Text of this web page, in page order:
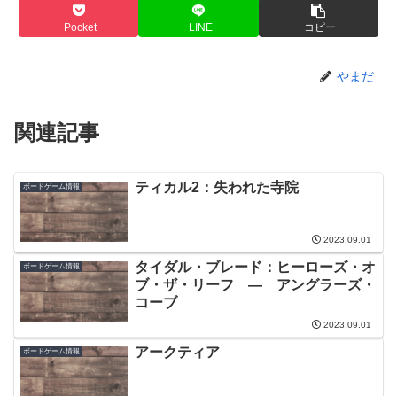
Pocket LINE コピー
やまだ
関連記事
ボードゲーム情報 ティカル2：失われた寺院
2023.09.01
ボードゲーム情報
タイダル・ブレード：ヒーローズ・オ
ブ・ザ・リーフ ― アングラーズ・
コーブ
2023.09.01
ボードゲーム情報 アークティア